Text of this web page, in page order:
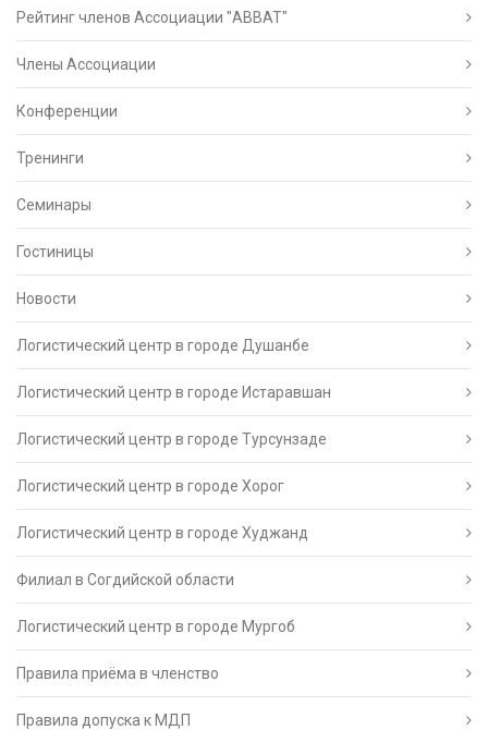
Рейтинг членов Ассоциации "АВВАТ"
Члены Ассоциации
Конференции
Тренинги
Семинары
Гостиницы
Новости
Логистический центр в городе Душанбе
Логистический центр в городе Истаравшан
Логистический центр в городе Турсунзаде
Логистический центр в городе Хорог
Логистический центр в городе Худжанд
Филиал в Согдийской области
Логистический центр в городе Мургоб
Правила приёма в членство
Правила допуска к МДП